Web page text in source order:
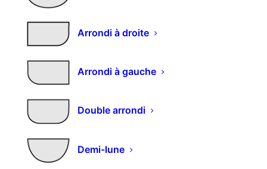
Arrondi à droite
Arrondi à gauche
Double arrondi
Demi-lune
Panneau mélaminé sur
mesure décor métal –
Découpe en demi-lune
99,40€m2
Excellente résistance aux chocs Excellent